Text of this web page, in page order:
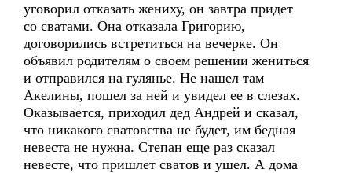
уговорил отказать жениху, он завтра придет
со сватами. Она отказала Григорию,
договорились встретиться на вечерке. Он
объявил родителям о своем решении жениться
и отправился на гулянье. Не нашел там
Акелины, пошел за ней и увидел ее в слезах.
Оказывается, приходил дед Андрей и сказал,
что никакого сватовства не будет, им бедная
невеста не нужна. Степан еще раз сказал
невесте, что пришлет сватов и ушел. А дома